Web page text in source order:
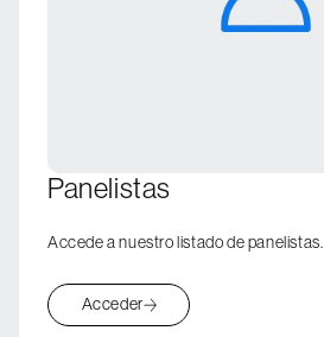
Panelistas
Accede a nuestro listado de panelistas.
Acceder